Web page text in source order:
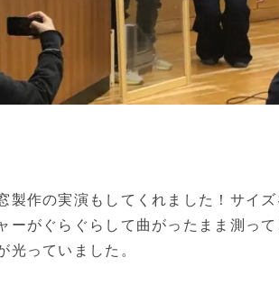
製作の実演もしてくれました！サイ
ーがぐらぐらして曲がったまま測っ
光っていました。